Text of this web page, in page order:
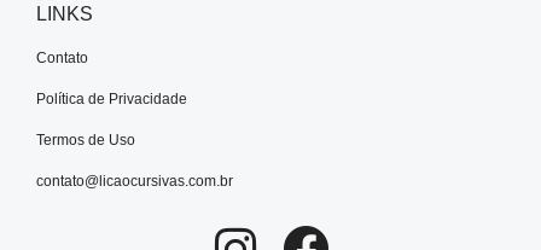
LINKS
Contato
Política de Privacidade
Termos de Uso
contato@licaocursivas.com.br